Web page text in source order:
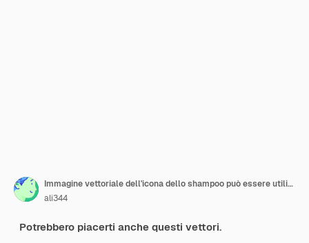
Immagine vettoriale dell'icona dello shampoo può essere utilizzata per il parrucchiere
ali344
Potrebbero piacerti anche questi vettori.